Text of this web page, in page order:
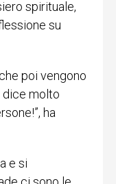
spirituale,
su
poi vengono
dice molto
ha
e si